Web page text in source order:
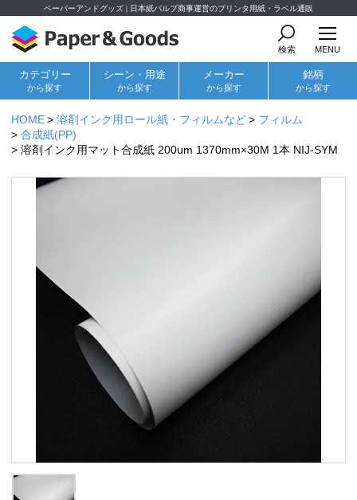
ペーパーアンドグッズ | 日本紙パルプ商事運営のプリンタ用紙・ラベル通販
検索 MENU
カテゴリー
から探す
シーン・用途
から探す
メーカー
から探す
銘柄
から探す
HOME 溶剤インク用ロール紙・フィルムなど
フィルム
合成紙(PP)
溶剤インク用マット合成紙 200um 1370mm×30M 1本 NIJ-SYM